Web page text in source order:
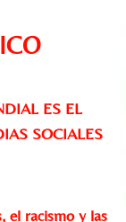
ES EL
SOCIALES
el racismo y las